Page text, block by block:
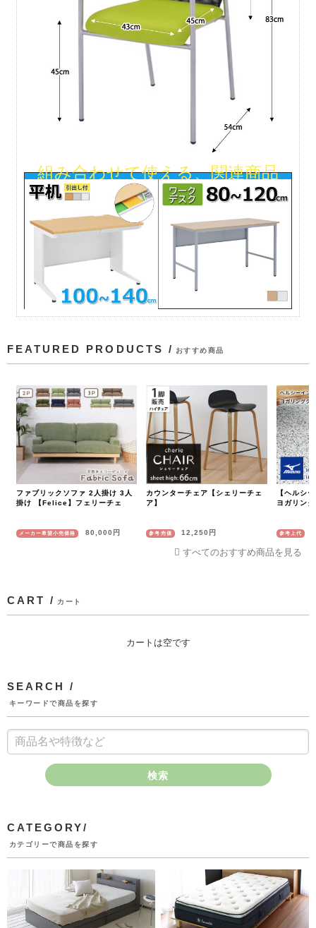
組み合わせて使える、関連商品
FEATURED PRODUCTS / おすすめ商品
ファブリックソファ 2人掛け 3人
掛け 【Felice】フェリーチェ
メーカー希望小売価格 80,000円
カウンターチェア【シェリーチェ
ア】
参考売価 12,250円
【ヘルシ
ヨガリン
参考上代
すべてのおすすめ商品を見る
CART / カート
カートは空です
SEARCH /
キーワードで商品を探す
検索
CATEGORY/
カテゴリーで商品を探す